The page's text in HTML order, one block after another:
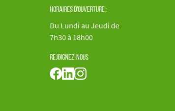
Horaires d'ouverture :
Du Lundi au Jeudi de
7h30 à 18h00
Rejoignez-nous